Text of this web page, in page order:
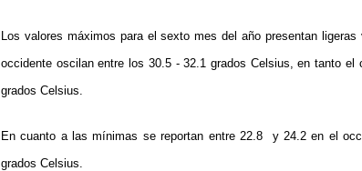
Los valores máximos para el sexto mes del año presentan
occidente oscilan entre los 30.5 - 32.1 grados Celsius, en tanto
grados Celsius.
En cuanto a las mínimas se reportan entre 22.8 y 24.2 en el
grados Celsius.